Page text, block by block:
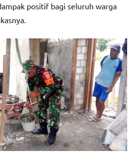
positif bagi seluruh warga